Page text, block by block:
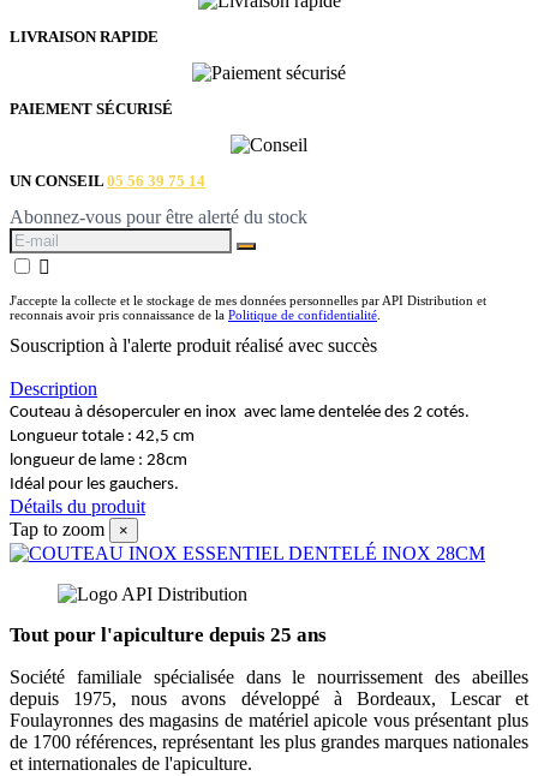
LIVRAISON RAPIDE
PAIEMENT SÉCURISÉ
UN CONSEIL 05 56 39 75 14
Abonnez-vous pour être alerté du stock

J'accepte la collecte et le stockage de mes données personnelles par API Distribution et
reconnais avoir pris connaissance de la Politique de confidentialité.
Souscription à l'alerte produit réalisé avec succès
Description
Couteau à désoperculer en inox avec lame dentelée des 2 cotés.
Longueur totale : 42,5 cm
longueur de lame : 28cm
Idéal pour les gauchers.
Détails du produit
Tap to zoom
×
Tout pour l'apiculture depuis 25 ans
Société familiale spécialisée dans le nourrissement des abeilles
depuis 1975, nous avons développé à Bordeaux, Lescar et
Foulayronnes des magasins de matériel apicole vous présentant plus
de 1700 références, représentant les plus grandes marques nationales
et internationales de l'apiculture.